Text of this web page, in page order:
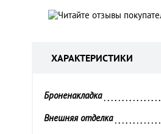
ХАРАКТЕРИСТИКИ
Броненакладка
Внешняя отделка